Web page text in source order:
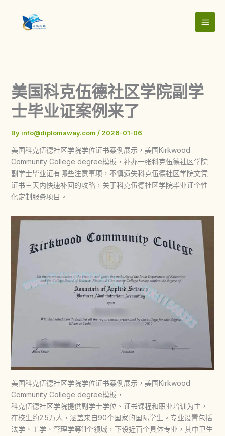
content
美国科克伍德社区学院副学
士毕业证案例来了
By info@diplomaway.com / 2026-01-06
美国科克伍德社区学院学位证书案例展示，美国Kirkwood
Community College degree模板，补办一张科克伍德社区学院
副学士毕业证有哪些注意事项，不慎遗失科克伍德社区学院文凭
证书三天内快速补回的攻略，关于科克伍德社区学院毕业证个性
化定制服务项目。
美国科克伍德社区学院学位证书案例展示，美国Kirkwood
Community College degree模板，
科克伍德社区学院提供副学士学位、证书课程和职业培训为主，
在校生约2.5万人，涵盖来自90个国家的国际学生。专业设置包括
法学、工学、管理学等11个领域，下设近百个具体专业，其中卫生